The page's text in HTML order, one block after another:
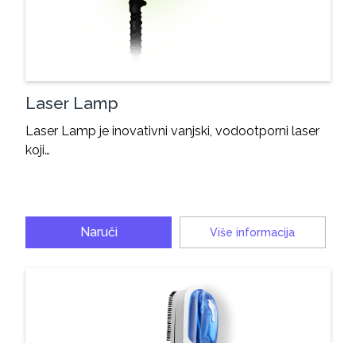
Laser Lamp
Laser Lamp je inovativni vanjski, vodootporni laser
koji…
Naruči Više informacija